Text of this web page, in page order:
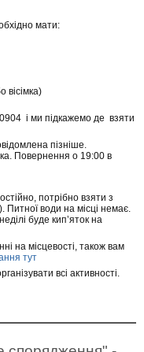
мати:
вісімка)
і ми підкажемо де взяти
пізніше.
Повернення о 19:00 в
потрібно взяти з
води на місці немає.
буде кип’яток на
на місцевості, також вам
тут
всі активності.